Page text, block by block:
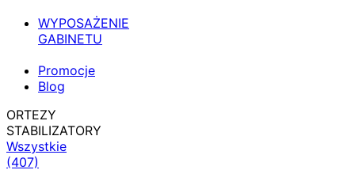
WYPOSAŻENIE
GABINETU
Promocje
Blog
ORTEZY
STABILIZATORY
Wszystkie
(407)